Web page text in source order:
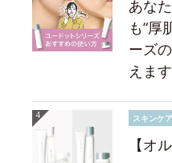
あな
も“厚
ーズ
えます
スキンケア
【オ